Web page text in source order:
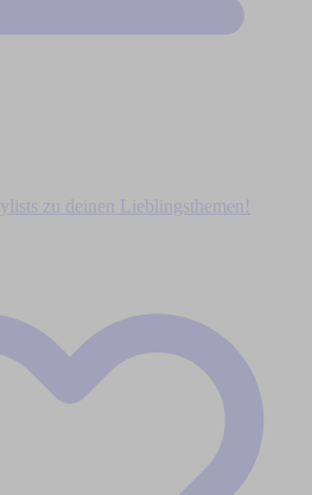
zu deinen Lieblingsthemen!